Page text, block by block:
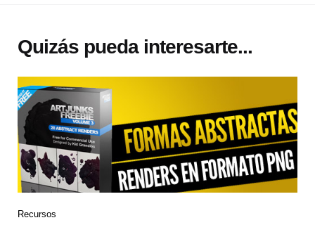
Quizás pueda interesarte...
Recursos